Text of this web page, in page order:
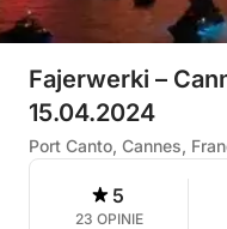
Fajerwerki –
15.04.2024
Port Canto, Cannes,
5
23 OPINIE